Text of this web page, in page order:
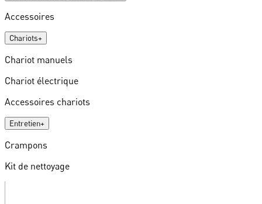
Accessoires
Chariots+
Chariot manuels
Chariot électrique
Accessoires chariots
Entretien+
Crampons
Kit de nettoyage